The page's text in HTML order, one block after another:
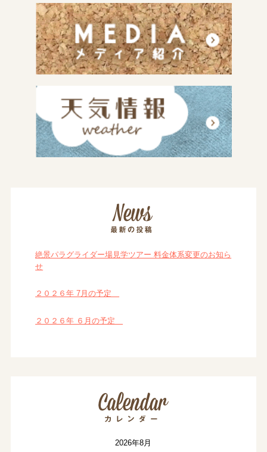
絶景パラグライダー場見学ツアー 料金体系変更のお知ら
せ
２０２６年 7月の予定
２０２６年 ６月の予定
2026年8月